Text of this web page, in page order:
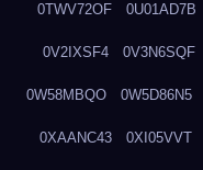
0TWV72OF 0U01AD7B
0V2IXSF4 0V3N6SQF
0W58MBQO 0W5D86N5
0XAANC43 0XI05VVT